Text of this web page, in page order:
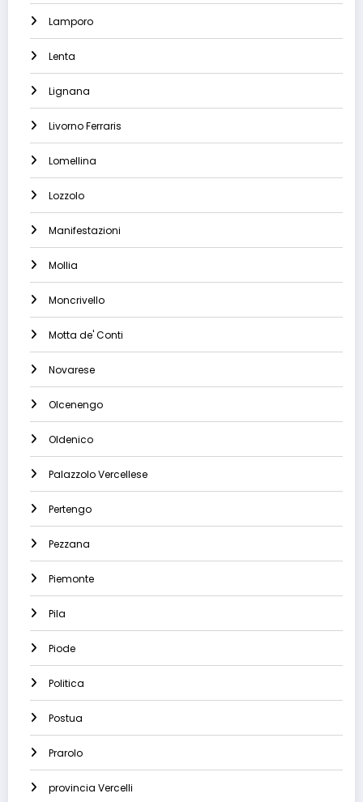
Lamporo
Lenta
Lignana
Livorno Ferraris
Lomellina
Lozzolo
Manifestazioni
Mollia
Moncrivello
Motta de' Conti
Novarese
Olcenengo
Oldenico
Palazzolo Vercellese
Pertengo
Pezzana
Piemonte
Pila
Piode
Politica
Postua
Prarolo
provincia Vercelli